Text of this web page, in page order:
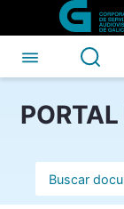
Skip to Main
Pólizas
Barra de